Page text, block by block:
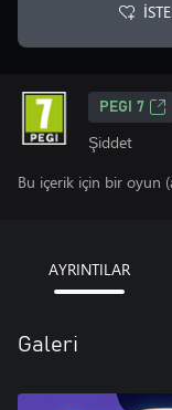
PEGI 7
Şiddet
Bu içerik için bir oyun
AYRINTILAR
Galeri